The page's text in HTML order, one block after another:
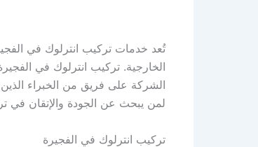
تُعد خدمات تركيب انترلوك في
الخارجية. تركيب انترلوك في
الشركة على فريق من الخبراء الذين
لمن يبحث عن الجودة والإتقان في
تركيب انترلوك في الفجيرة